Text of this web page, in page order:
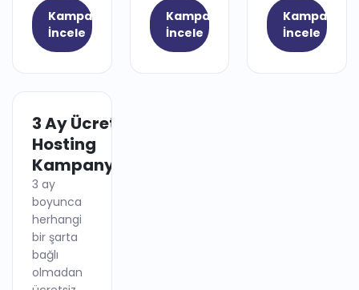
Kampanyayı
İncele
Kampanyayı
İncele
İncele
3 Ay Ücretsiz
Hosting
Kampanyası
3 ay
boyunca
herhangi
bir şarta
bağlı
olmadan